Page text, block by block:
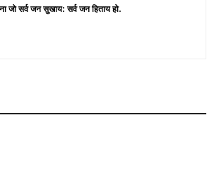
जो सर्व जन सुखाय: सर्व जन हिताय हो.